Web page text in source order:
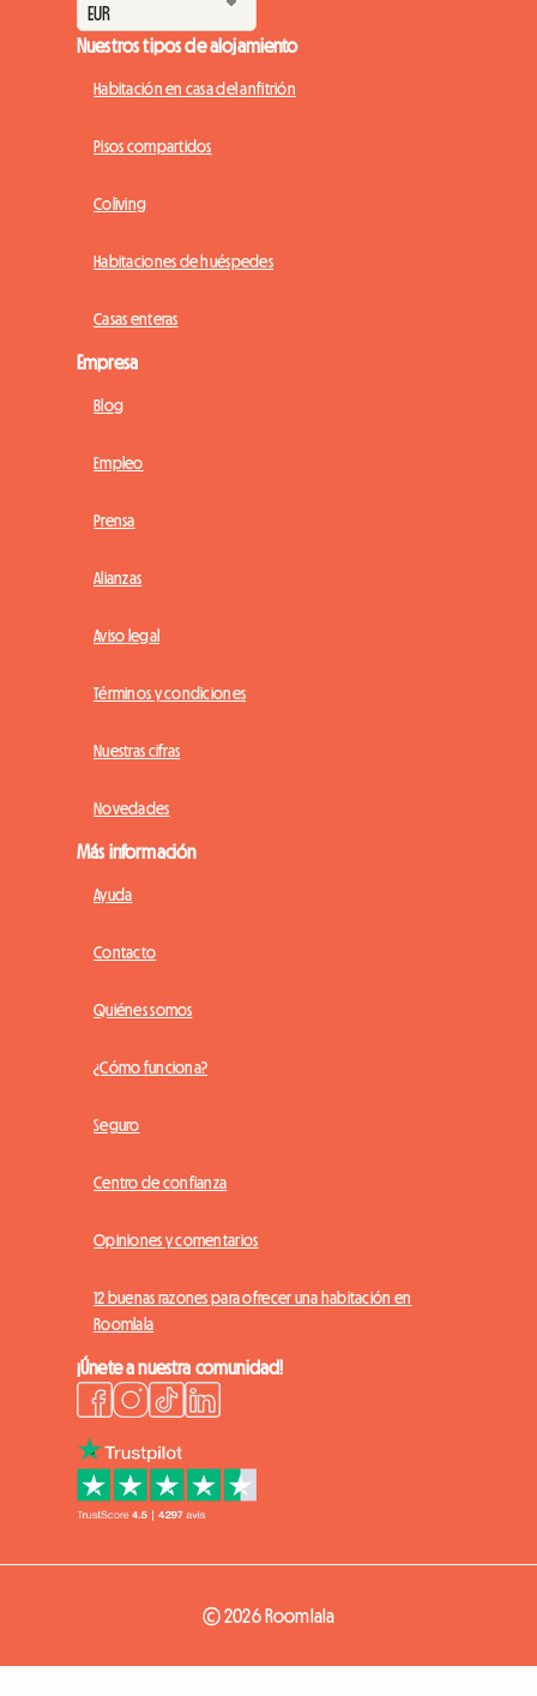
Nuestros tipos de alojamiento
Habitación en casa del anfitrión
Pisos compartidos
Coliving
Habitaciones de huéspedes
Casas enteras
Empresa
Blog
Empleo
Prensa
Alianzas
Aviso legal
Términos y condiciones
Nuestras cifras
Novedades
Más información
Ayuda
Contacto
Quiénes somos
¿Cómo funciona?
Seguro
Centro de confianza
Opiniones y comentarios
12 buenas razones para ofrecer una habitación en
Roomlala
¡Únete a nuestra comunidad!
© 2026 Roomlala